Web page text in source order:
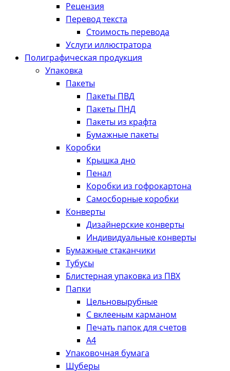
Рецензия
Перевод текста
Стоимость перевода
Услуги иллюстратора
Полиграфическая продукция
Упаковка
Пакеты
Пакеты ПВД
Пакеты ПНД
Пакеты из крафта
Бумажные пакеты
Коробки
Крышка дно
Пенал
Коробки из гофрокартона
Самосборные коробки
Конверты
Дизайнерские конверты
Индивидуальные конверты
Бумажные стаканчики
Тубусы
Блистерная упаковка из ПВХ
Папки
Цельновырубные
С вклееным карманом
Печать папок для счетов
А4
Упаковочная бумага
Шуберы